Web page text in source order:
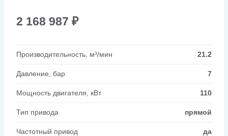
2 168 987 ₽
Производительность, м³/мин 21.2
Давление, бар 7
Мощность двигателя, кВт 110
Тип привода прямой
Частотный привод да